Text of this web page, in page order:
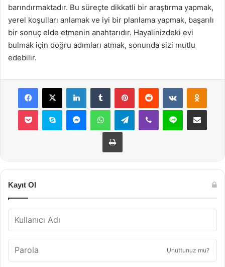
barındırmaktadır. Bu süreçte dikkatli bir araştırma yapmak,
yerel koşulları anlamak ve iyi bir planlama yapmak, başarılı
bir sonuç elde etmenin anahtarıdır. Hayalinizdeki evi
bulmak için doğru adımları atmak, sonunda sizi mutlu
edebilir.
Facebook
X LinkedInTumblr PinterestReddit VKontakte
Pocket Skype MessengerWhatsAppTelegramViber Line E-Posta ile
Yazdır
Kayıt Ol
Unuttunuz mu?